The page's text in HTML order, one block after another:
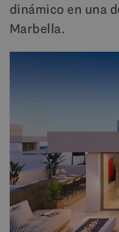
dinámico en una
Marbella.